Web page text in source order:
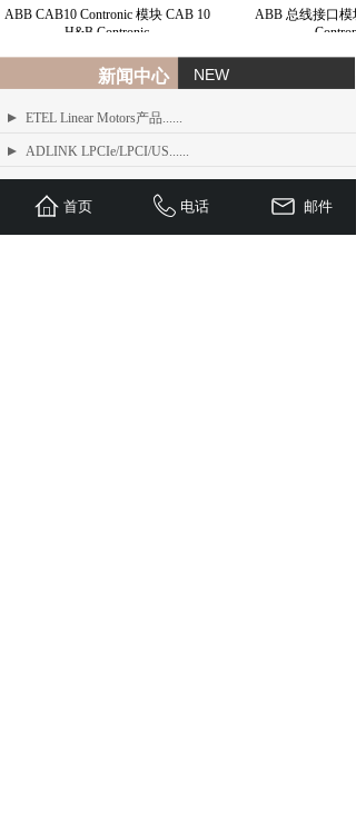
CAB10 Contronic 模块 CAB 10
H&B Contronic
ABB 总线接口模
Contronic
新闻中心 NEW
ETEL Linear Motors产品......
ADLINK LPCIe/LPCI/US......
ADLINK MXE-1300 系列工业......
首页 电话 邮件